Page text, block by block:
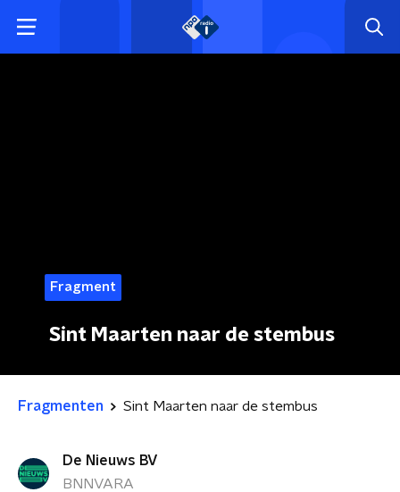
Fragment
Sint Maarten naar de stembus
Fragmenten Sint Maarten naar de stembus
De Nieuws BV
BNNVARA